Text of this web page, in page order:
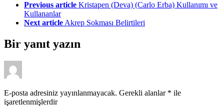
Previous article Kristapen (Deva) (Carlo Erba) Kullanımı ve
Kullananlar
Next article Akrep Sokması Belirtileri
Bir yanıt yazın
E-posta adresiniz yayınlanmayacak. Gerekli alanlar * ile
işaretlenmişlerdir